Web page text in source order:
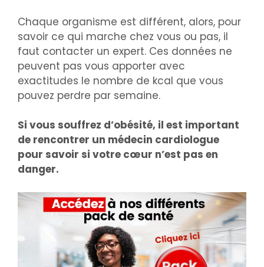
Chaque organisme est différent, alors, pour
savoir ce qui marche chez vous ou pas, il
faut contacter un expert. Ces données ne
peuvent pas vous apporter avec
exactitudes le nombre de kcal que vous
pouvez perdre par semaine.
Si vous souffrez d’obésité, il est important
de rencontrer un médecin cardiologue
pour savoir si votre cœur n’est pas en
danger.